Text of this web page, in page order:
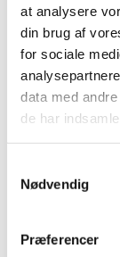
at analysere
din brug af
for sociale
data med
de har
Nødvendig
Præferencer
Alle (18)
2016 (17)
december (1)
november (1)
oktober (3)
juni (1)
april (3)